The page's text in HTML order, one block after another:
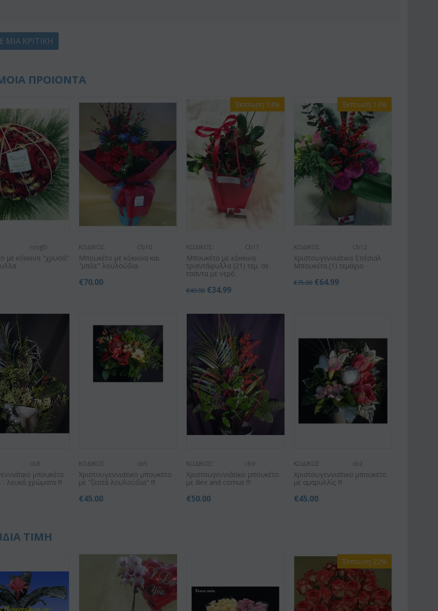
ΜΙΑ ΚΡΙΤΙΚΉ
ΠΡΟΙΟΝΤΑ
rosgl5
με κόκκινα "χρυσά"
ΚΩΔΙΚΟΣ: Cb10
Μπουκέτο με κόκκινα και
"μπλε" λουλούδια
€70.00
Έκπτωση 13%
ΚΩΔΙΚΟΣ: Cb11
Μπουκέτο με κόκκινα
τριαντάφυλλα (21) τεμ. σε
τσάντα με νερό.
€40.00 €34.99
Έκπτωση 13%
ΚΩΔΙΚΟΣ: Cb12
Χριστουγεννιάτικα Σπέσιαλ
Μπουκέτα (1) τεμάχιο
€75.00 €64.99
cb8
μπουκέτο
- λευκά χρώματα !!!
ΚΩΔΙΚΟΣ: cb5
Χριστουγεννιάτικο μπουκέτο
με "ζεστά λουλούδια" !!!
€45.00
ΚΩΔΙΚΟΣ: cb9
Χριστουγεννιάτικο μπουκέτο
με illex and cornus !!!
€50.00
ΚΩΔΙΚΟΣ: cb2
Χριστουγεννιάτικο μπουκέτο
με αμαρυλλίς !!!
€45.00
ΤΙΜΗ
Έκπτωση 22%